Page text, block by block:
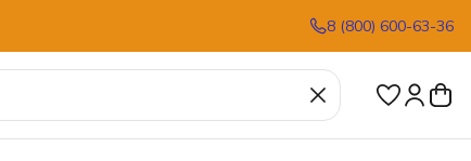
8 (800) 600-63-36